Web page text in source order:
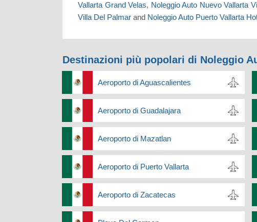
Vallarta Grand Velas, Noleggio Auto Nuevo Vallarta
Villa Del Palmar and Noleggio Auto Puerto Vallarta
Destinazioni più popolari di Noleggio
Aeroporto di Aguascalientes
Aeroporto di Guadalajara
Aeroporto di Mazatlan
Aeroporto di Puerto Vallarta
Aeroporto di Zacatecas